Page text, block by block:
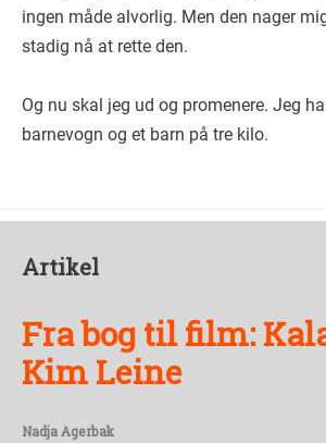
ingen måde alvorlig. Men den nager
stadig nå at rette den.
Og nu skal jeg ud og promenere. Jeg
barnevogn og et barn på tre kilo.
Artikel
Fra bog til film:
Kim Leine
Nadja Agerbak